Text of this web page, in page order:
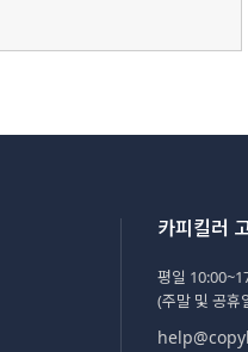
카피킬러
평일
(주말 및 공휴